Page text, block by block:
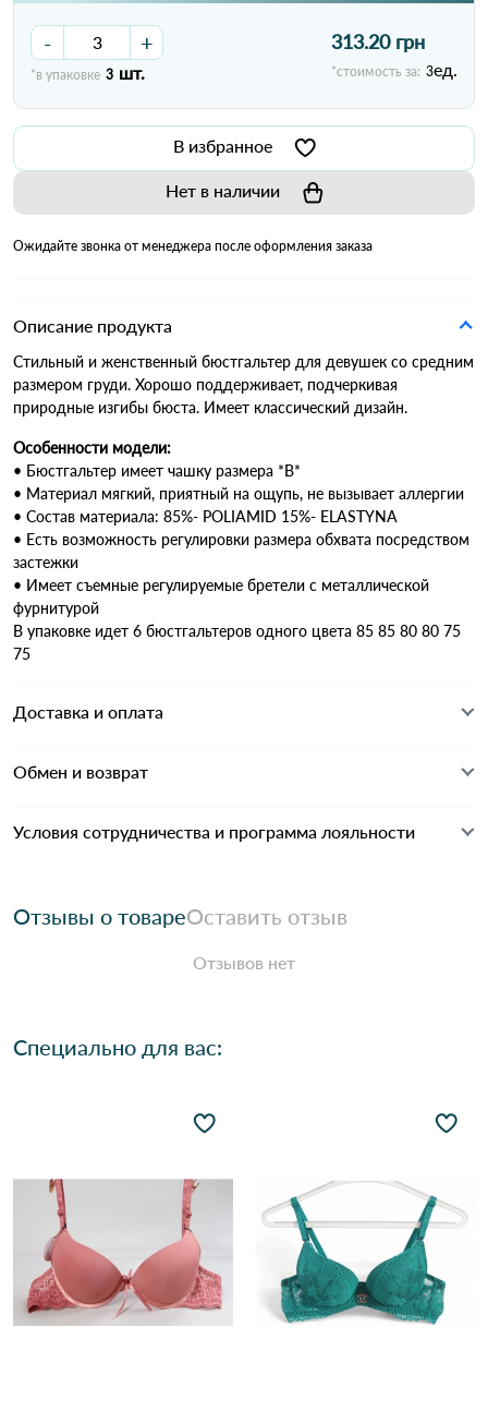
- +
*в упаковке 3 шт.
313.20 грн
*стоимость за: 3ед.
В избранное
Нет в наличии
Ожидайте звонка от менеджера после оформления заказа
Описание продукта
Стильный и женственный бюстгальтер для девушек со средним
размером груди. Хорошо поддерживает, подчеркивая
природные изгибы бюста. Имеет классический дизайн.
Особенности модели:
• Бюстгальтер имеет чашку размера *B*
• Материал мягкий, приятный на ощупь, не вызывает аллергии
• Состав материала: 85%- POLIAMID 15%- ELASTYNA
• Есть возможность регулировки размера обхвата посредством
застежки
• Имеет съемные регулируемые бретели с металлической
фурнитурой
В упаковке идет 6 бюстгальтеров одного цвета 85 85 80 80 75
75
Доставка и оплата
Обмен и возврат
Условия сотрудничества и программа лояльности
Отзывы о товареОставить отзыв
Отзывов нет
Специально для вас: